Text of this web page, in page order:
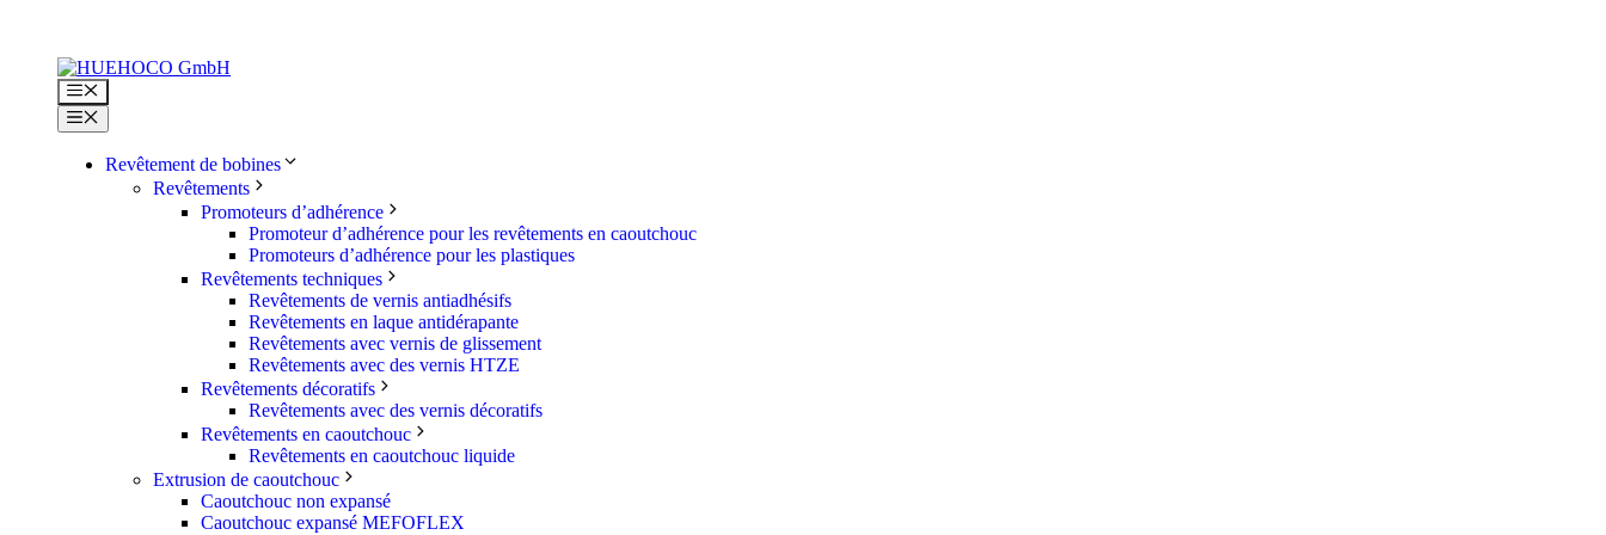
contenu
Menu
Menu
Revêtement de bobines
Revêtements
Promoteurs d’adhérence
Promoteur d’adhérence pour les revêtements en caoutchouc
Promoteurs d’adhérence pour les plastiques
Revêtements techniques
Revêtements de vernis antiadhésifs
Revêtements en laque antidérapante
Revêtements avec vernis de glissement
Revêtements avec des vernis HTZE
Revêtements décoratifs
Revêtements avec des vernis décoratifs
Revêtements en caoutchouc
Revêtements en caoutchouc liquide
Extrusion de caoutchouc
Caoutchouc non expansé
Caoutchouc expansé MEFOFLEX